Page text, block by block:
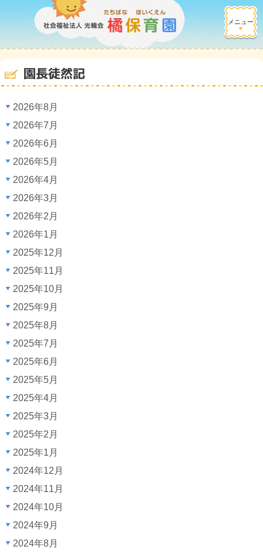
メニュー
園長徒然記
2026年8月
2026年7月
2026年6月
2026年5月
2026年4月
2026年3月
2026年2月
2026年1月
2025年12月
2025年11月
2025年10月
2025年9月
2025年8月
2025年7月
2025年6月
2025年5月
2025年4月
2025年3月
2025年2月
2025年1月
2024年12月
2024年11月
2024年10月
2024年9月
2024年8月